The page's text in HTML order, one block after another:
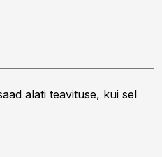
alati teavituse, kui sel